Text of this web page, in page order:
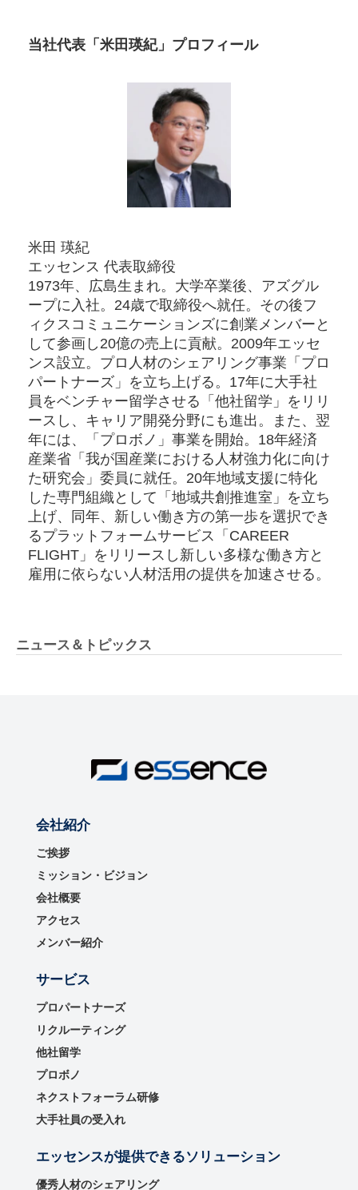
当社代表「米田瑛紀」プロフィール
米田 瑛紀
エッセンス 代表取締役
1973年、広島生まれ。大学卒業後、アズグル
ープに入社。24歳で取締役へ就任。その後フ
ィクスコミュニケーションズに創業メンバーと
して参画し20億の売上に貢献。2009年エッセ
ンス設立。プロ人材のシェアリング事業「プロ
パートナーズ」を立ち上げる。17年に大手社
員をベンチャー留学させる「他社留学」をリリ
ースし、キャリア開発分野にも進出。また、翌
年には、「プロボノ」事業を開始。18年経済
産業省「我が国産業における人材強力化に向け
た研究会」委員に就任。20年地域支援に特化
した専門組織として「地域共創推進室」を立ち
上げ、同年、新しい働き方の第一歩を選択でき
るプラットフォームサービス「CAREER
FLIGHT」をリリースし新しい多様な働き方と
雇用に依らない人材活用の提供を加速させる。
ニュース＆トピックス
会社紹介
ご挨拶
ミッション・ビジョン
会社概要
アクセス
メンバー紹介
サービス
プロパートナーズ
リクルーティング
他社留学
プロボノ
ネクストフォーラム研修
大手社員の受入れ
エッセンスが提供できるソリューション
優秀⼈材のシェアリング